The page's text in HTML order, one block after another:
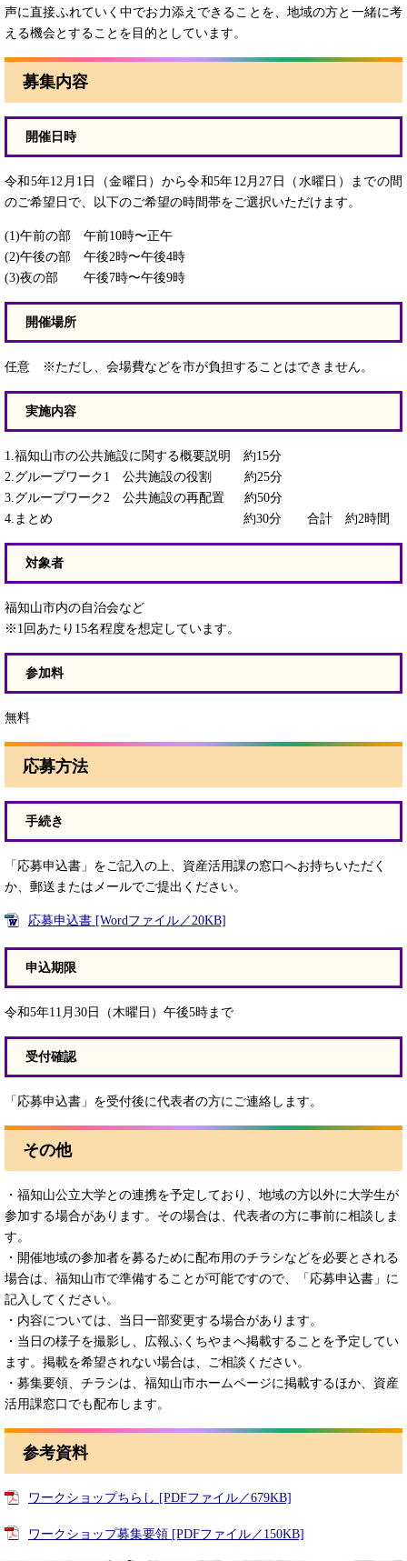
声に直接ふれていく中でお力添えできることを、地域の方と一緒に考
える機会とすることを目的としています。
募集内容
開催日時
令和5年12月1日（金曜日）から令和5年12月27日（水曜日）までの間
のご希望日で、以下のご希望の時間帯をご選択いただけます。
(1)午前の部 午前10時〜正午
(2)午後の部 午後2時〜午後4時
(3)夜の部 午後7時〜午後9時
開催場所
任意 ※ただし、会場費などを市が負担することはできません。
実施内容
1.福知山市の公共施設に関する概要説明 約15分
2.グループワーク1 公共施設の役割 約25分
3.グループワーク2 公共施設の再配置 約50分
4.まとめ 約30分 合計 約2時間
対象者
福知山市内の自治会など
※1回あたり15名程度を想定しています。
参加料
無料
応募方法
手続き
「応募申込書」をご記入の上、資産活用課の窓口へお持ちいただく
か、郵送またはメールでご提出ください。
応募申込書 [Wordファイル／20KB]
申込期限
令和5年11月30日（木曜日）午後5時まで
受付確認
「応募申込書」を受付後に代表者の方にご連絡します。
その他
・福知山公立大学との連携を予定しており、地域の方以外に大学生が
参加する場合があります。その場合は、代表者の方に事前に相談しま
す。
・開催地域の参加者を募るために配布用のチラシなどを必要とされる
場合は、福知山市で準備することが可能ですので、「応募申込書」に
記入してください。
・内容については、当日一部変更する場合があります。
・当日の様子を撮影し、広報ふくちやまへ掲載することを予定してい
ます。掲載を希望されない場合は、ご相談ください。
・募集要領、チラシは、福知山市ホームページに掲載するほか、資産
活用課窓口でも配布します。
参考資料
ワークショップちらし [PDFファイル／679KB]
ワークショップ募集要領 [PDFファイル／150KB]